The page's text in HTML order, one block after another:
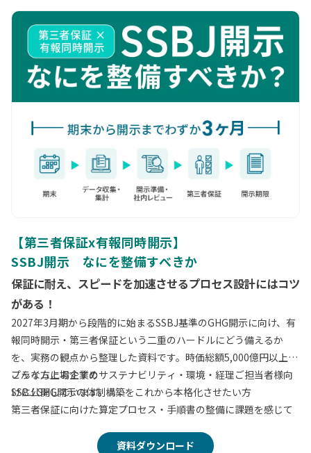
評価サイクル、移行スケジュール、既存基準との比較と取りうる
戦略の観点からお伝えします。
ます。
【第三者保証x有報同時開示】
SSBJ開示 なにを整備すべきか
保証に耐え、スピードを加速させるプロセス設計にはコツ
がある！
2027年3月期から段階的に始まるSSBJ基準のGHG開示に向け、有
報同時開示・第三者保証という二重のハードルにどう備えるか
を、実務の観点から整理した資料です。時価総額5,000億円以上の
プライム上場企業のサステナビリティ・環境・経理ご担当者様向
けに公開しています。
こんな方におすすめ
SSBJ GHG開示の体制構築をこれから本格化させたい方
第三者保証に向けた算定プロセス・手順書の整備に課題を感じて
Excel運用から脱却し、承認・証憑管理をシステム化したい方
資料ダウンロード